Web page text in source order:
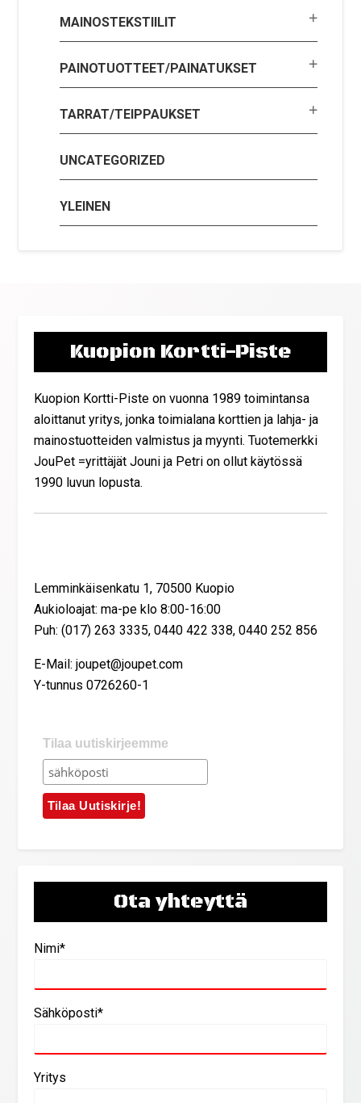
MAINOSTEKSTIILIT
PAINOTUOTTEET/PAINATUKSET
TARRAT/TEIPPAUKSET
UNCATEGORIZED
YLEINEN
Kuopion Kortti-Piste
Kuopion Kortti-Piste on vuonna 1989 toimintansa
aloittanut yritys, jonka toimialana korttien ja lahja- ja
mainostuotteiden valmistus ja myynti. Tuotemerkki
JouPet =yrittäjät Jouni ja Petri on ollut käytössä
1990 luvun lopusta.
Lemminkäisenkatu 1, 70500 Kuopio
Aukioloajat: ma-pe klo 8:00-16:00
Puh: (017) 263 3335, 0440 422 338, 0440 252 856
E-Mail: joupet@joupet.com
Y-tunnus 0726260-1
Tilaa uutiskirjeemme
Ota yhteyttä
Nimi*
Sähköposti*
Yritys